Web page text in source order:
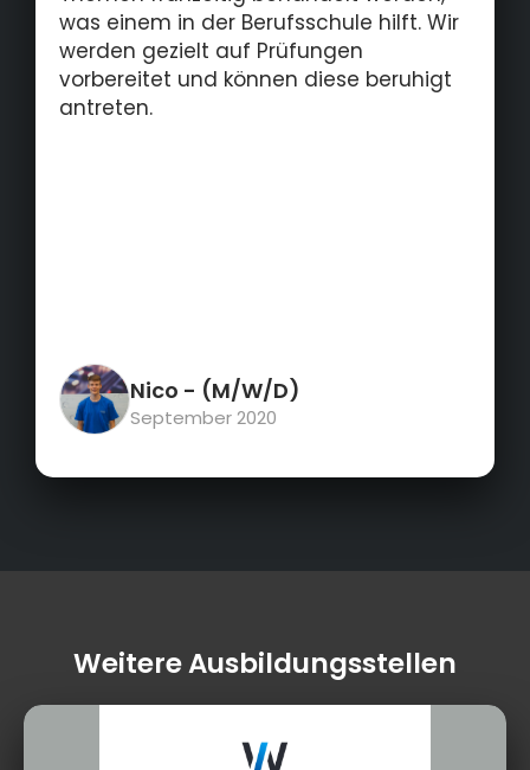
was einem in der Berufsschule hilft. Wir
werden gezielt auf Prüfungen
vorbereitet und können diese beruhigt
antreten.
Nico - (M/W/D)
September 2020
Weitere Ausbildungsstellen